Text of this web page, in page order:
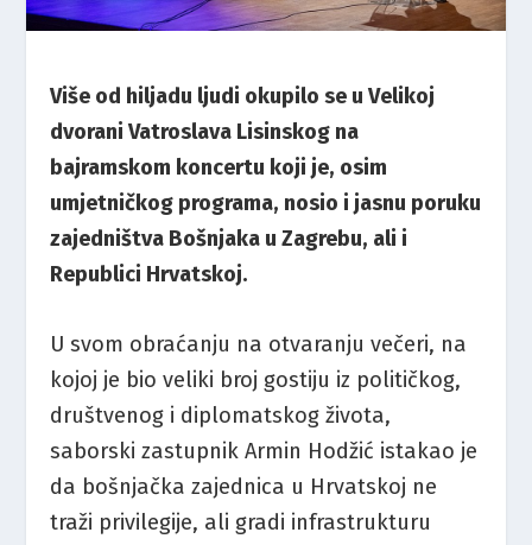
Više od hiljadu ljudi okupilo se u Velikoj
dvorani Vatroslava Lisinskog na
bajramskom koncertu koji je, osim
umjetničkog programa, nosio i jasnu poruku
zajedništva Bošnjaka u Zagrebu, ali i
Republici Hrvatskoj.
U svom obraćanju na otvaranju večeri, na
kojoj je bio veliki broj gostiju iz političkog,
društvenog i diplomatskog života,
saborski zastupnik Armin Hodžić istakao je
da bošnjačka zajednica u Hrvatskoj ne
traži privilegije, ali gradi infrastrukturu